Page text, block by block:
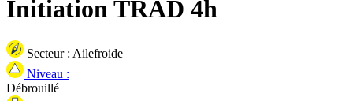
Initiation TRAD 4h
Secteur : Ailefroide
Niveau :
Débrouillé